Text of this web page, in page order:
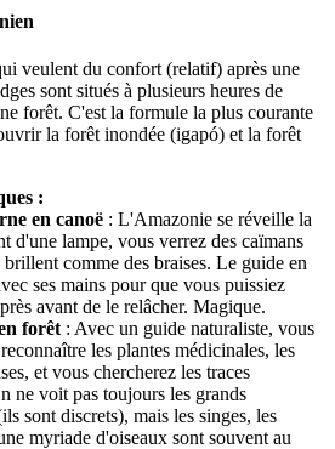
veulent du confort (relatif) après une
sont situés à plusieurs heures de
forêt. C'est la formule la plus courante
la forêt inondée (igapó) et la forêt
:
en canoë : L'Amazonie se réveille la
d'une lampe, vous verrez des caïmans
comme des braises. Le guide en
ses mains pour que vous puissiez
avant de le relâcher. Magique.
forêt : Avec un guide naturaliste, vous
les plantes médicinales, les
et vous chercherez les traces
ne voit pas toujours les grands
sont discrets), mais les singes, les
myriade d'oiseaux sont souvent au